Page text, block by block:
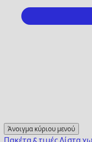
Άνοιγμα κύριου μενού
Πακέτα & τιμέςΛίστα